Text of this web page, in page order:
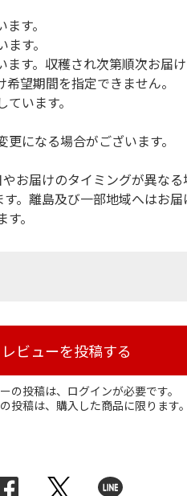
す。
す。
す。収穫され次第順次お届け
望期間を指定できません。
います。
になる場合がございます。
届けのタイミングが異なる
離島及び一部地域へはお届
。
レビューを投稿する
の投稿は、ログインが必要です。
投稿は、購入した商品に限ります。